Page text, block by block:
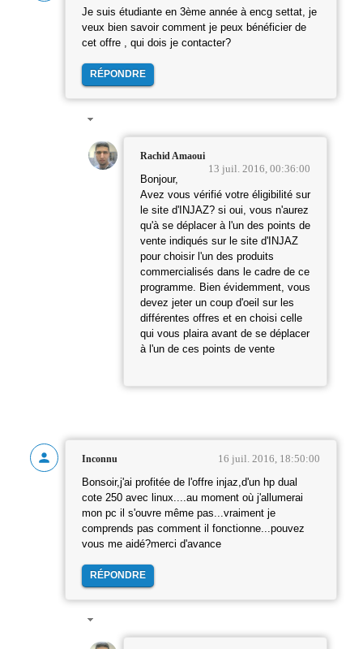
Je suis étudiante en 3ème année à encg settat, je
veux bien savoir comment je peux bénéficier de
cet offre , qui dois je contacter?
RÉPONDRE
Rachid Amaoui
13 juil. 2016, 00:36:00
Bonjour,
Avez vous vérifié votre éligibilité sur
le site d'INJAZ? si oui, vous n'aurez
qu'à se déplacer à l'un des points de
vente indiqués sur le site d'INJAZ
pour choisir l'un des produits
commercialisés dans le cadre de ce
programme. Bien évidemment, vous
devez jeter un coup d'oeil sur les
différentes offres et en choisi celle
qui vous plaira avant de se déplacer
à l'un de ces points de vente
Inconnu 16 juil. 2016, 18:50:00
Bonsoir,j'ai profitée de l'offre injaz,d'un hp dual
cote 250 avec linux....au moment où j'allumerai
mon pc il s'ouvre même pas...vraiment je
comprends pas comment il fonctionne...pouvez
vous me aidé?merci d'avance
RÉPONDRE